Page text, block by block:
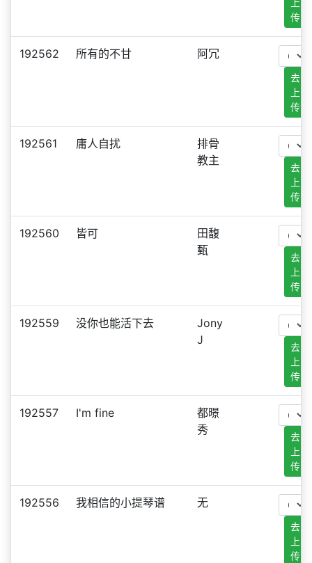
上
传
192562 所有的不甘 阿冗
去
上
传
192561 庸人自扰
排骨
教主
去
上
传
192560 皆可
田馥
甄
去
上
传
192559 没你也能活下去
Jony
J
去
上
传
192557 I'm fine
都暻
秀
去
上
传
192556 我相信的小提琴谱 无
去
上
传